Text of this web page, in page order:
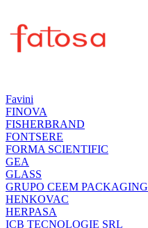
Favini
FINOVA
FISHERBRAND
FONTSERE
FORMA SCIENTIFIC
GEA
GLASS
GRUPO CEEM PACKAGING
HENKOVAC
HERPASA
ICB TECNOLOGIE SRL